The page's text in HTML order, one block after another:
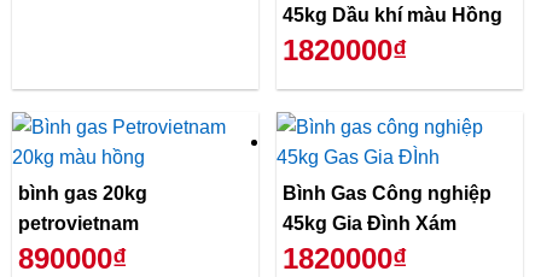
45kg Dầu khí màu Hồng
1820000₫
bình gas 20kg
petrovietnam
890000₫
Bình Gas Công nghiệp
45kg Gia Đình Xám
1820000₫